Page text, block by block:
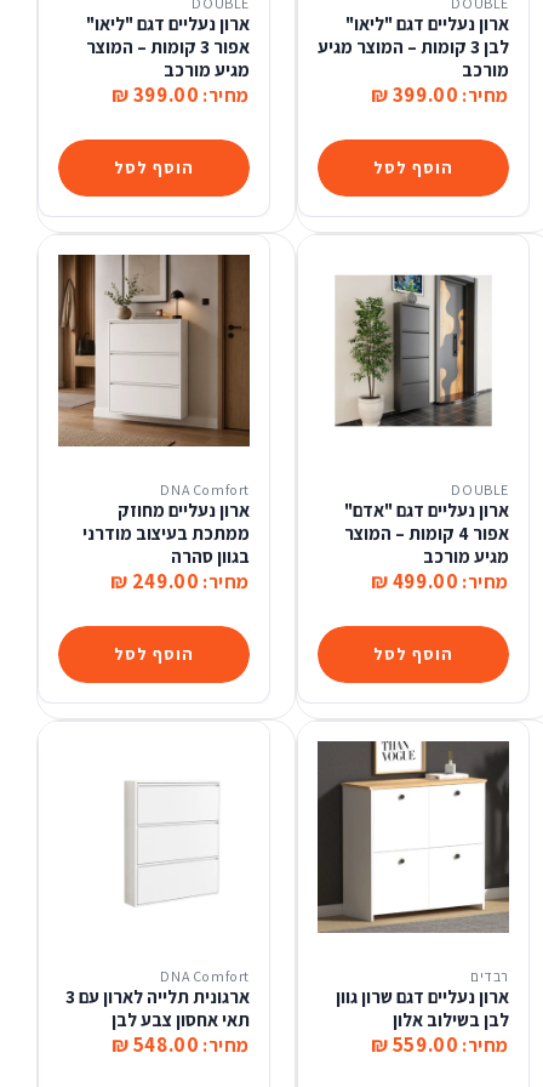
הוסף לסל
ארון נעליים דגם "ליאו"
לבן 3 קומות – המוצר מגיע
מורכב
מחיר: 399.00 ₪
הוסף לסל
ארון נעליים דגם "ליאו"
אפור 3 קומות – המוצר
מגיע מורכב
מחיר: 399.00 ₪
הוסף לסל
DOUBLE
ארון נעליים דגם "אדם"
אפור 4 קומות – המוצר
מגיע מורכב
מחיר: 499.00 ₪
הוסף לסל
DNA Comfort
ארון נעליים מחוזק
ממתכת בעיצוב מודרני
בגוון סהרה
מחיר: 249.00 ₪
רבדים
ארון נעליים דגם שרון גוון
לבן בשילוב אלון
מחיר: 559.00 ₪
DNA Comfort
ארגונית תלייה לארון עם 3
תאי אחסון צבע לבן
מחיר: 548.00 ₪